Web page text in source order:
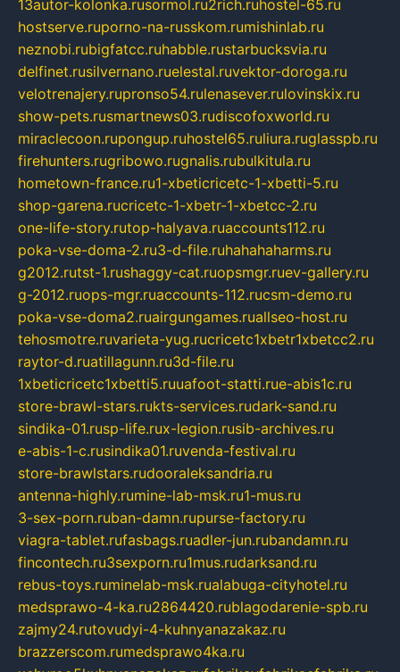
13autor-kolonka.rusormol.ru2rich.ruhostel-65.ru
hostserve.ruporno-na-russkom.rumishinlab.ru
neznobi.rubigfatcc.ruhabble.rustarbucksvia.ru
delfinet.rusilvernano.ruelestal.ruvektor-doroga.ru
velotrenajery.rupronso54.rulenasever.rulovinskix.ru
show-pets.rusmartnews03.rudiscofoxworld.ru
miraclecoon.rupongup.ruhostel65.ruliura.ruglasspb.ru
firehunters.rugribowo.rugnalis.rubulkitula.ru
hometown-france.ru1-xbeticricetc-1-xbetti-5.ru
shop-garena.rucricetc-1-xbetr-1-xbetcc-2.ru
one-life-story.rutop-halyava.ruaccounts112.ru
poka-vse-doma-2.ru3-d-file.ruhahahaharms.ru
g2012.rutst-1.rushaggy-cat.ruopsmgr.ruev-gallery.ru
g-2012.ruops-mgr.ruaccounts-112.rucsm-demo.ru
poka-vse-doma2.ruairgungames.ruallseo-host.ru
tehosmotre.ruvarieta-yug.rucricetc1xbetr1xbetcc2.ru
raytor-d.ruatillagunn.ru3d-file.ru
1xbeticricetc1xbetti5.ruuafoot-statti.rue-abis1c.ru
store-brawl-stars.rukts-services.rudark-sand.ru
sindika-01.rusp-life.rux-legion.rusib-archives.ru
e-abis-1-c.rusindika01.ruvenda-festival.ru
store-brawlstars.rudooraleksandria.ru
antenna-highly.rumine-lab-msk.ru1-mus.ru
3-sex-porn.ruban-damn.rupurse-factory.ru
viagra-tablet.rufasbags.ruadler-jun.rubandamn.ru
fincontech.ru3sexporn.ru1mus.rudarksand.ru
rebus-toys.ruminelab-msk.rualabuga-cityhotel.ru
medsprawo-4-ka.ru2864420.rublagodarenie-spb.ru
zajmy24.rutovudyi-4-kuhnyanazakaz.ru
brazzerscom.rumedsprawo4ka.ru